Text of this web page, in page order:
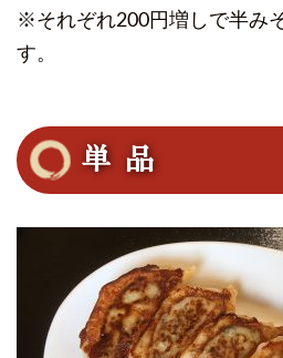
※それぞれ200円増しで半み
す。
単 品